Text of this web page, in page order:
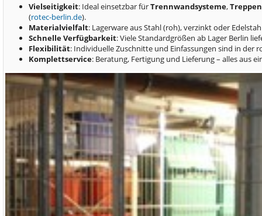
Vielseitigkeit: Ideal einsetzbar fürTrennwandsysteme,
(rotec-berlin.de).
Materialvielfalt: Lagerware aus Stahl (roh), verzinkt oder
Schnelle Verfügbarkeit: Viele Standardgrößen ab Lager Berlin
Flexibilität: Individuelle Zuschnitte und Einfassungen sind in der
Komplettservice: Beratung, Fertigung und Lieferung – alles aus